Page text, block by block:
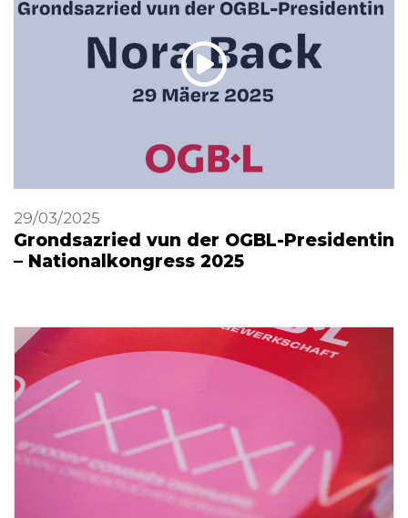
29/03/2025
Grondsazried vun der OGBL-Presidentin
– Nationalkongress 2025